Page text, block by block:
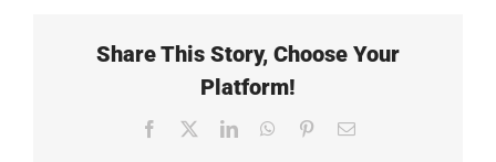
Share This Story, Choose Your
Platform!
Facebook LinkedInWhatsApp
PinterestCorreo